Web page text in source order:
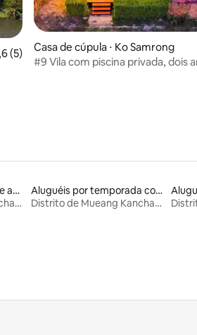
uma avaliação média de 5, 5 avaliações
(5)
Casa de cúpula ⋅ Ko Samrong
#9 Vila com piscina privada, dois
Aluguéis de espaços que aceitam animais de estimação
Distrito de Mueang Kanchanaburi
Aluguéis por temporada com banheira de hidromassagem
Distrito de Mueang Kanchanaburi